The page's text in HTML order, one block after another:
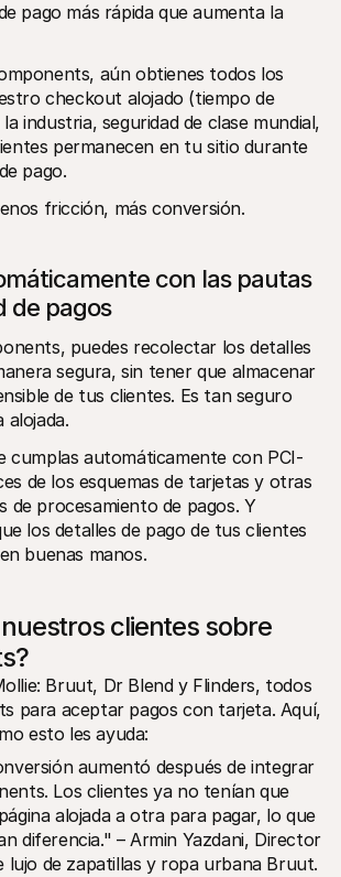
pago más rápida que aumenta la
aún obtienes todos los
checkout alojado (tiempo de
industria, seguridad de clase mundial,
permanecen en tu sitio durante
pago.
fricción, más conversión.
con las pautas
de pagos
puedes recolectar los detalles
segura, sin tener que almacenar
de tus clientes. Es tan seguro
alojada.
cumplas automáticamente con PCI-
de los esquemas de tarjetas y otras
de procesamiento de pagos. Y
los detalles de pago de tus clientes
buenas manos.
clientes sobre
Bruut, Dr Blend y Flinders, todos
para aceptar pagos con tarjeta. Aquí,
esto les ayuda:
aumentó después de integrar
Los clientes ya no tenían que
alojada a otra para pagar, lo que
diferencia." – Armin Yazdani, Director
lujo de zapatillas y ropa urbana Bruut.